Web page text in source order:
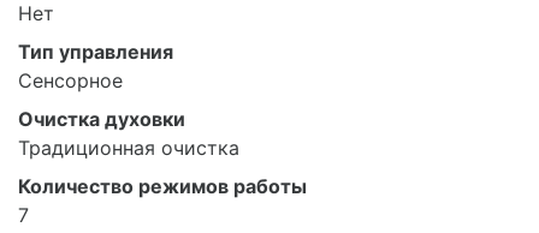
Нет
Тип управления
Сенсорное
Очистка духовки
Традиционная очистка
Количество режимов работы
7